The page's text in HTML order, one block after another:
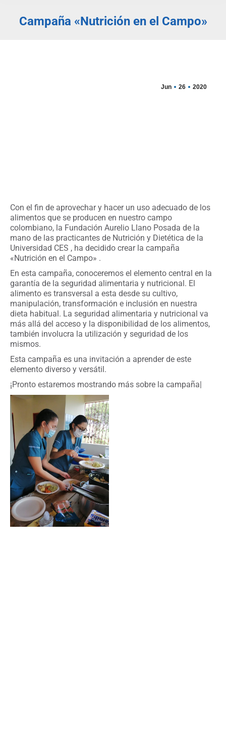
Campaña «Nutrición en el Campo»
Jun 26 2020
Con el fin de aprovechar y hacer un uso adecuado de los
alimentos que se producen en nuestro campo
colombiano, la Fundación Aurelio Llano Posada de la
mano de las practicantes de Nutrición y Dietética de la
Universidad CES , ha decidido crear la campaña
«Nutrición en el Campo» .
En esta campaña, conoceremos el elemento central en la
garantía de la seguridad alimentaria y nutricional. El
alimento es transversal a esta desde su cultivo,
manipulación, transformación e inclusión en nuestra
dieta habitual. La seguridad alimentaria y nutricional va
más allá del acceso y la disponibilidad de los alimentos,
también involucra la utilización y seguridad de los
mismos.
Esta campaña es una invitación a aprender de este
elemento diverso y versátil.
¡Pronto estaremos mostrando más sobre la campaña|